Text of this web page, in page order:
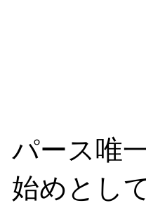
パース唯
始めとし